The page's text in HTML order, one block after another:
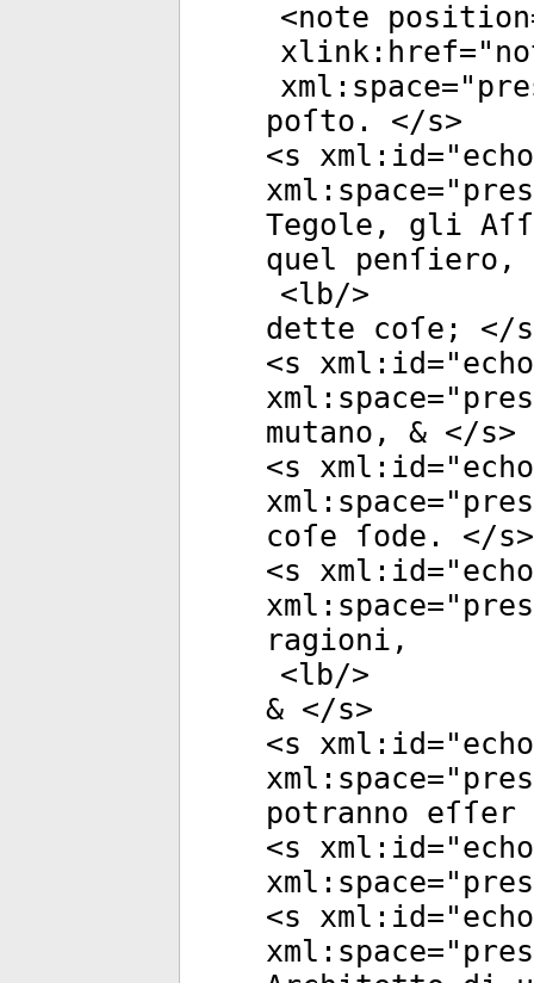
<note position
xlink:href="
xml:space="
poſto. </s>
<s xml:id="
xml:space="
Tegole, gli
quel
<lb/>
dette coſe; </s
<s xml:id="
xml:space="
mutano, & </s>
<s xml:id="
xml:space="
coſe ſode. </s>
<s xml:id="
xml:space="
ragioni,
<lb/>
& </s>
<s xml:id="
xml:space="
potranno
<s xml:id="
xml:space="
<s xml:id="
xml:space="